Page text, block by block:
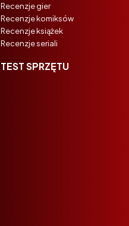
Recenzje gier
Recenzje komiksów
Recenzje książek
Recenzje seriali
TEST SPRZĘTU